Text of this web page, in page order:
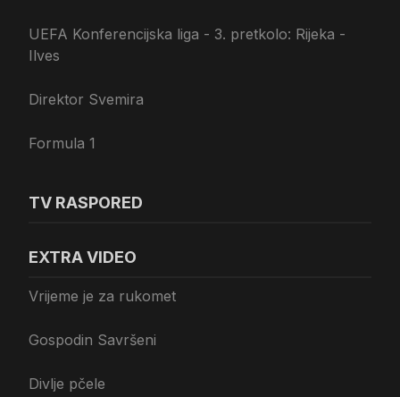
UEFA Konferencijska liga - 3. pretkolo: Rijeka -
Ilves
Direktor Svemira
Formula 1
TV RASPORED
EXTRA VIDEO
Vrijeme je za rukomet
Gospodin Savršeni
Divlje pčele